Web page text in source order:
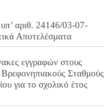
αριθ. 24146/03-07-
Αποτελέσματα
εγγραφών στους
Σταθμούς
για το σχολικό έτος